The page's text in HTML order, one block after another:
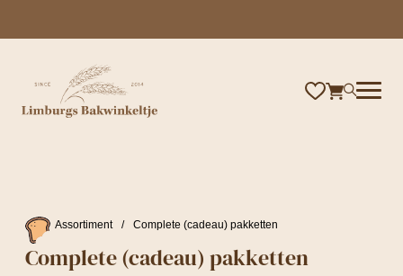
Assortiment / Complete (cadeau) pakketten
Complete (cadeau) pakketten